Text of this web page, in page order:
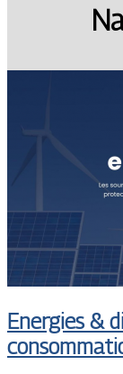
Energies &